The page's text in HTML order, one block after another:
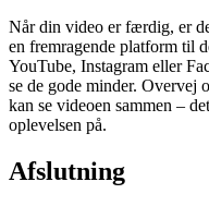
Når din video er færdig, er
en fremragende platform til
YouTube, Instagram eller
se de gode minder. Overvej
kan se videoen sammen –
oplevelsen på.
Afslutning